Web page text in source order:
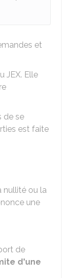
et
JEX. Elle
de se
est faite
nullité ou la
une
de
d'une